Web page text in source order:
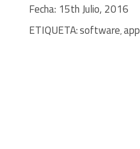
Fecha: 15th Julio, 2016
ETIQUETA:software,app